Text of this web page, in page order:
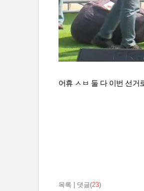
어휴 ㅅㅂ 둘 다 이번 선거
목록 댓글(23)